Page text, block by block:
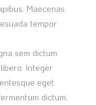
Maecenas
tempor
sem dictum
Integer
eget
dictum.